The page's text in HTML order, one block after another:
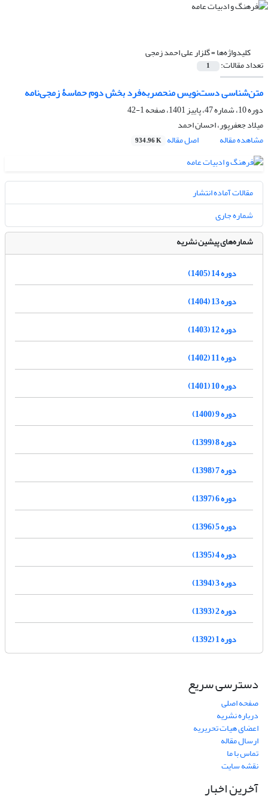
کلیدواژه‌ها =گلزار علی احمد زمجی
تعداد مقالات: 1
متن‌شناسی دست‌نویس منحصربه‌فرد بخش دوم حماسۀ زمجی‌نامه
دوره 10، شماره 47، پاییز 1401، صفحه
1-42
میلاد جعفرپور، احسان احمد
مشاهده مقاله
اصل مقاله 934.96 K
مقالات آماده انتشار
شماره جاری
شماره‌های پیشین نشریه
دوره 14 (1405)
دوره 13 (1404)
دوره 12 (1403)
دوره 11 (1402)
دوره 10 (1401)
دوره 9 (1400)
دوره 8 (1399)
دوره 7 (1398)
دوره 6 (1397)
دوره 5 (1396)
دوره 4 (1395)
دوره 3 (1394)
دوره 2 (1393)
دوره 1 (1392)
دسترسی سریع
صفحه اصلی
درباره نشریه
اعضای هیات تحریریه
ارسال مقاله
تماس با ما
نقشه سایت
آخرین اخبار